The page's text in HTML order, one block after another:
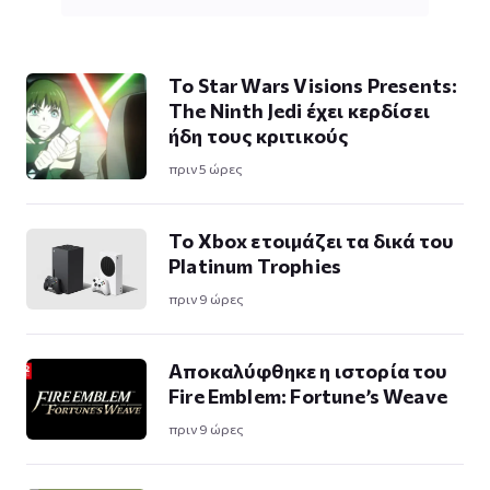
Το Star Wars Visions Presents:
The Ninth Jedi έχει κερδίσει
ήδη τους κριτικούς
πριν 5 ώρες
Το Xbox ετοιμάζει τα δικά του
Platinum Trophies
πριν 9 ώρες
Αποκαλύφθηκε η ιστορία του
Fire Emblem: Fortune’s Weave
πριν 9 ώρες